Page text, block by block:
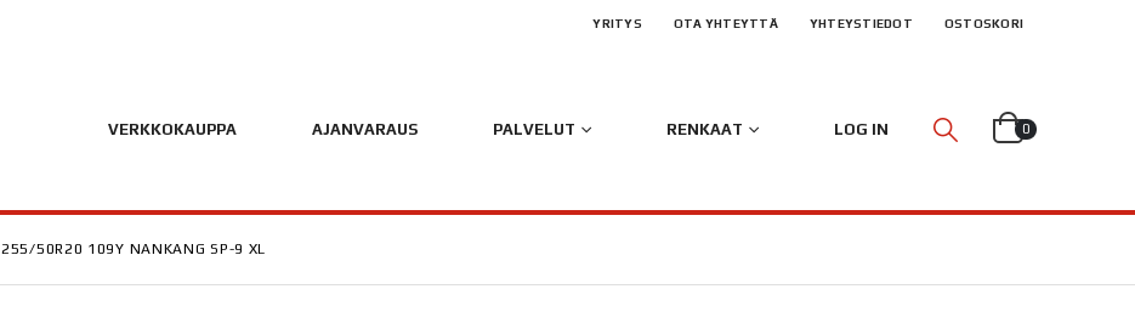
YRITYS OTA YHTEYTTÄ YHTEYSTIEDOT OSTOSKORI
VERKKOKAUPPA AJANVARAUS PALVELUT RENKAAT LOG IN 0
255/50R20 109Y NANKANG SP-9 XL